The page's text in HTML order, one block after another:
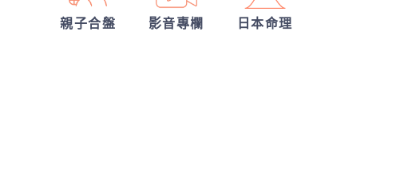
親子合盤 影音專欄 日本命理